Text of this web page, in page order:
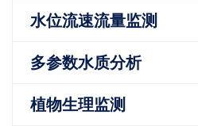
水位流速流量监测
多参数水质分析
植物生理监测